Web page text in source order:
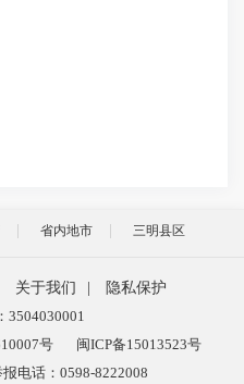
省内地市 三明县区
关于我们
隐私保护
3504030001
号
闽ICP备15013523号
电话：0598-8222008